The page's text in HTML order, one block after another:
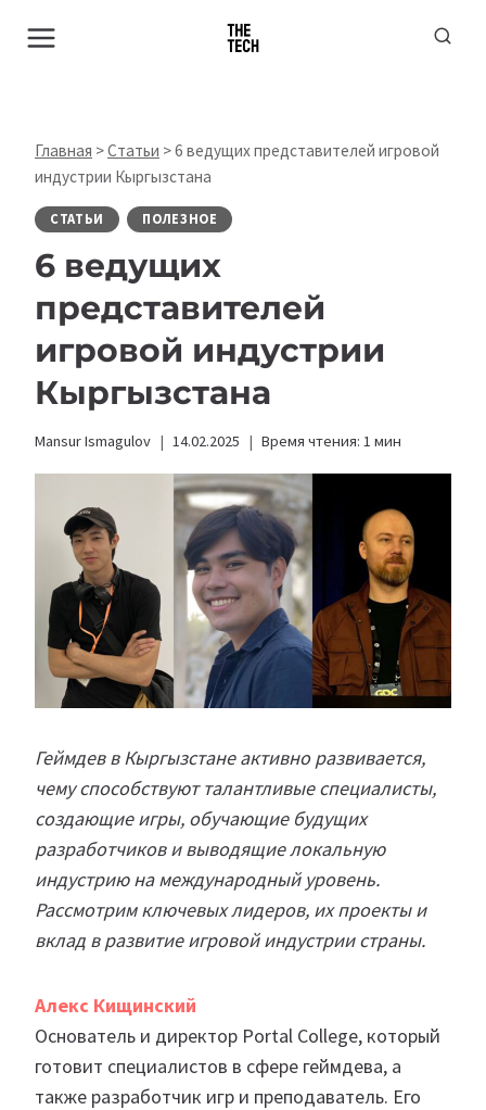
Главная >Статьи >6 ведущих представителей игровой
индустрии Кыргызстана
СТАТЬИ ПОЛЕЗНОЕ
6 ведущих
представителей
игровой индустрии
Кыргызстана
Mansur Ismagulov 14.02.2025 Время чтения: 1 мин
Геймдев в Кыргызстане активно развивается,
чему способствуют талантливые специалисты,
создающие игры, обучающие будущих
разработчиков и выводящие локальную
индустрию на международный уровень.
Рассмотрим ключевых лидеров, их проекты и
вклад в развитие игровой индустрии страны.
Алекс Кищинский
Основатель и директор Portal College, который
готовит специалистов в сфере геймдева, а
также разработчик игр и преподаватель. Его